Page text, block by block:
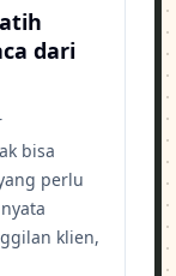
dari
bisa
perlu
klien,